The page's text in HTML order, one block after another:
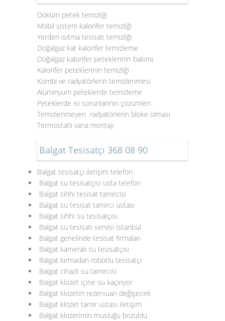
Döküm petek temizliği
Mobil sistem kalorifer temizliği
Yerden ısıtma tesisatı temizliği
Doğalgaz kat kalorifer temizleme
Doğalgaz kalorifer peteklerinin bakımı
Kalorifer peteklerinin temizliği
Kombi ve radyatörlerin temizlenmesi
Aluminyum peteklerde temizleme
Peteklerde ısı sorunlarının çözümleri
Temizlenmeyen radyatörlerin bloke olması
Termostatlı vana montajı
Balgat Tesisatçı 368 08 90
Balgat tesisatçı iletişim telefon
Balgat su tesisatçısı usta telefon
Balgat sıhhi tesisat tamircisi
Balgat su tesisat tamirci ustası
Balgat sıhhi su tesisatçısı
Balgat su tesisatı servisi İstanbul
Balgat genelinde tesisat firmaları
Balgat kameralı su tesisatçısı
Balgat kırmadan robotlu tesisatçı
Balgat cihazlı su tamircisi
Balgat klozet içine su kaçırıyor
Balgat klozetin rezervuarı değişecek
Balgat klozet tamir ustası iletişim
Balgat klozetimin musluğu bozuldu